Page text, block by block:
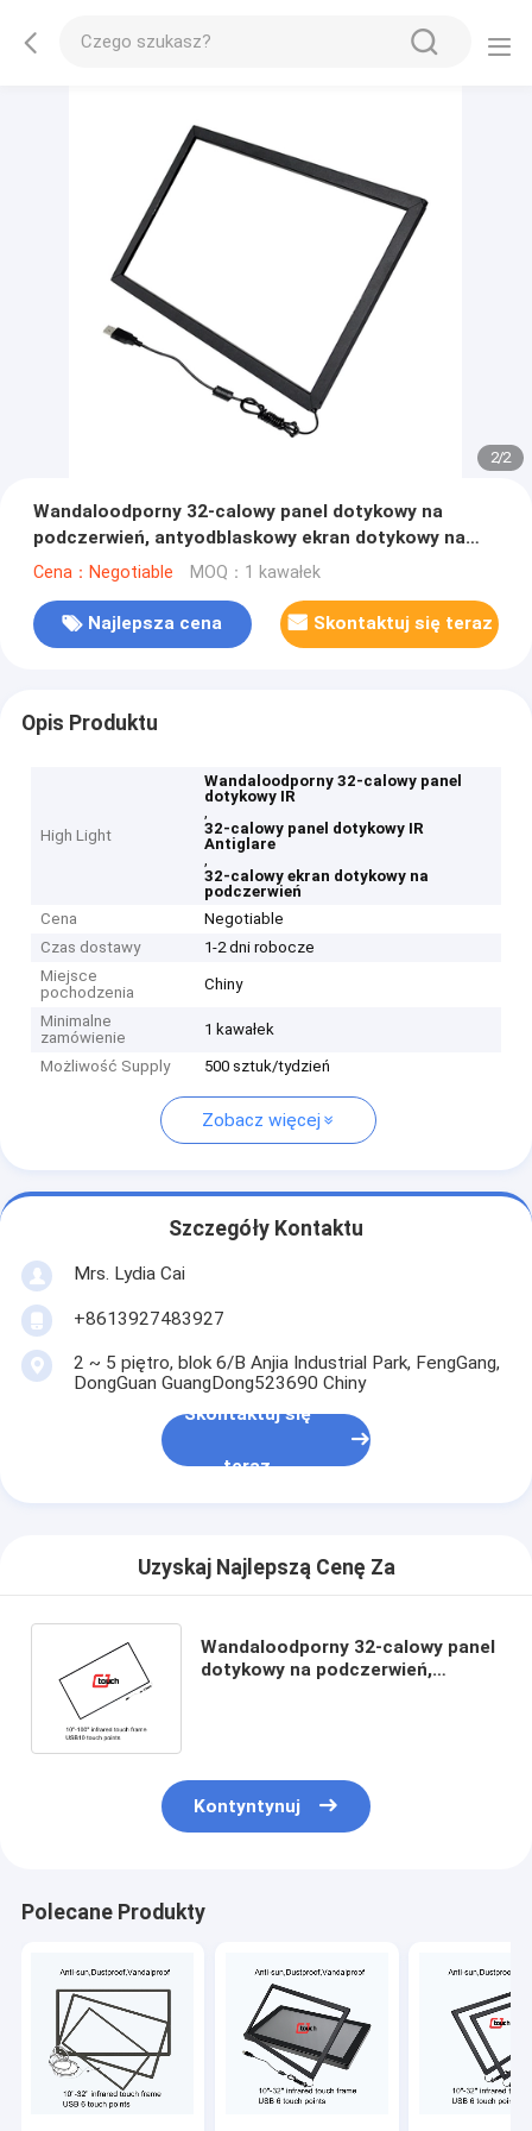
2/2
Wandaloodporny 32-calowy panel dotykowy na
podczerwień, antyodblaskowy ekran dotykowy na
podczerwień
Cena：Negotiable MOQ：1 kawałek
Najlepsza cena Skontaktuj się teraz
Opis Produktu
High Light
Wandaloodporny 32-calowy panel
dotykowy IR
,
32-calowy panel dotykowy IR
Antiglare
,
32-calowy ekran dotykowy na
podczerwień
Cena
Negotiable
Czas dostawy
1-2 dni robocze
Miejsce
pochodzenia
Chiny
Minimalne
zamówienie
1 kawałek
Możliwość Supply 500 sztuk/tydzień
Zobacz więcej
Szczegóły Kontaktu
Mrs. Lydia Cai
+8613927483927
2 ~ 5 piętro, blok 6/B Anjia Industrial Park, FengGang,
DongGuan GuangDong523690 Chiny
Skontaktuj się
teraz
Uzyskaj Najlepszą Cenę Za
Wandaloodporny 32-calowy panel
dotykowy na podczerwień,
Kontyntynuj
Polecane Produkty